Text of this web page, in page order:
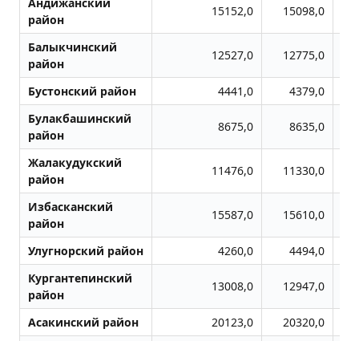
район
15152,0 15098,0
Балыкчинский
район
12527,0 12775,0
Бустонский район 4441,0
4379,0
Булакбашинский
район
8675,0 8635,0
Жалакудукский
район
11476,0 11330,0
Избасканский
район
15587,0 15610,0
Улугноpский район 4260,0
4494,0
Кургантепинский
район
13008,0 12947,0
Асакинский район 20123,0 20320,0